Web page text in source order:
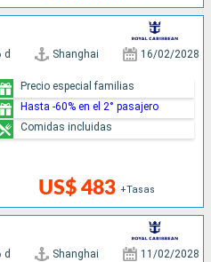
d Shanghai 16/02/2028
US$ 483 +Tasas
Precio especial familias
Hasta -60% en el 2° pasajero
Comidas incluidas
d Shanghai 11/02/2028